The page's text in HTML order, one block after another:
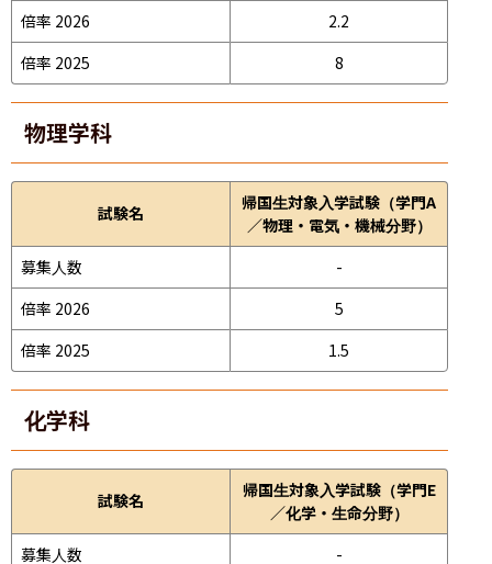
倍率 2026
2.2
倍率 2025
8
物理学科
試験名
帰国生対象入学試験（学門A
／物理・電気・機械分野）
募集人数
-
倍率 2026
5
倍率 2025
1.5
化学科
試験名
帰国生対象入学試験（学門E
／化学・生命分野）
募集人数
-